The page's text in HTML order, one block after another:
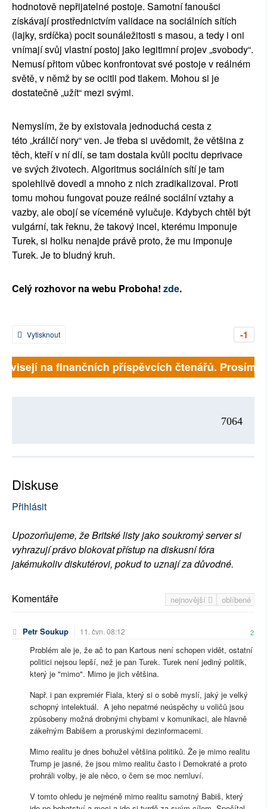
hodnotově nepřijatelnépostoje. Samotnífanoušci
získávajíprostřednictvím validace na sociálních sítích
(lajky, srdíčka) pocit sounáležitosti s masou, a tedy i oni
vnímajísvůj vlastnípostoj jako legitimníprojev„svobody“.
Nemusípřitom vůbec konfrontovat svépostoje v reálném
světě, v němžby se ocitli pod tlakem. Mohou si je
dostatečně „užít“ mezi svými.
Nemyslím, že by existovala jednoduchácesta z
této„králičínory“ven. Je třeba si uvědomit, že většina z
těch, kteřív nídlí, se tam dostala kvůli pocitu deprivace
ve svých životech. Algoritmus sociálních sítíje tam
spolehlivědovedl a mnoho z nich zradikalizoval. Proti
tomu mohou fungovat pouze reálnésociálnívztahy a
vazby, ale obojíse víceméněvylučuje. Kdybych chtěl být
vulgární, takřeknu, že takový incel, kterému imponuje
Turek, si holku nenajde právěproto, že mu imponuje
Turek. Je to bludný kruh.
Celý rozhovor na webu Proboha! zde.
-1
Vytisknout
na finančních příspěvcích čtenářů. Prosíme,
7064
Diskuse
Přihlásit
Upozorňujeme, že Britské listy jako soukromý server si
vyhrazují právo blokovat přístup na diskusní fóra
jakémukoliv diskutérovi, pokud to uznají za důvodné.
nejnovější oblíbené
Komentáře
Petr Soukup 11. čvn. 08:12 2
Problém ale je, že ač to pan Kartous není schopen vidět, ostatní
politici nejsou lepší, než je pan Turek. Turek není jediný politik,
který je "mimo". Mimo je jich většina.
Např. i pan expremiér Fiala, který si o sobě myslí, jaký je velký
schopný intelektuál. A jeho nepatrné neúspěchy u voličů jsou
způsobeny možná drobnými chybami v komunikaci, ale hlavně
zákeřným Babišem a proruskými dezinformacemi.
Mimo realitu je dnes bohužel většina politiků. Že je mimo realitu
Trump je jasné, že jsou mimo realitu často i Demokraté a proto
prohráli volby, je ale něco, o čem se moc nemluví.
V tomto ohledu je nejméně mimo realitu samotný Babiš, který